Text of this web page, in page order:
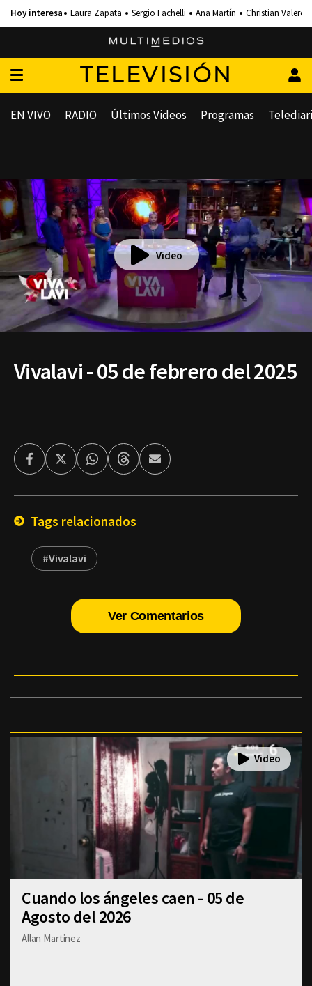
Laura Zapata Sergio Fachelli Ana Martín Christian Valero
TELEVISIÓN
EN VIVO RADIO Últimos Videos Programas
Video
Vivalavi - 05 de febrero del 2025
FacebookTwitterWhatsappThreadsEnviar
por
Tags relacionados
#Vivalavi
Ver Comentarios
Cuando los ángeles caen - 05 de
Agosto del 2026
Allan Martinez